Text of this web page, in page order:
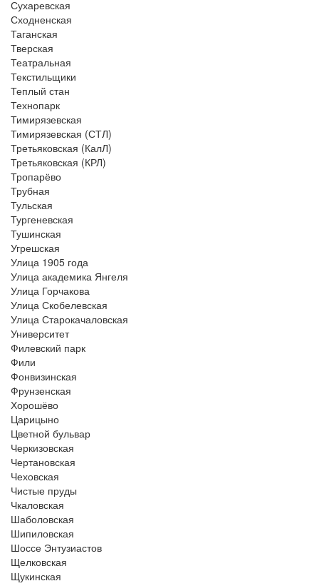
Сухаревская
Сходненская
Таганская
Тверская
Театральная
Текстильщики
Теплый стан
Технопарк
Тимирязевская
Тимирязевская (СТЛ)
Третьяковская (КалЛ)
Третьяковская (КРЛ)
Тропарёво
Трубная
Тульская
Тургеневская
Тушинская
Угрешская
Улица 1905 года
Улица академика Янгеля
Улица Горчакова
Улица Скобелевская
Улица Старокачаловская
Университет
Филевский парк
Фили
Фонвизинская
Фрунзенская
Хорошёво
Царицыно
Цветной бульвар
Черкизовская
Чертановская
Чеховская
Чистые пруды
Чкаловская
Шаболовская
Шипиловская
Шоссе Энтузиастов
Щелковская
Щукинская